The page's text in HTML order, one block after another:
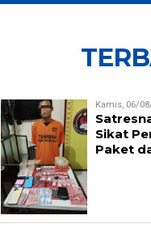
Kamis, 06/
Sikat
Paket